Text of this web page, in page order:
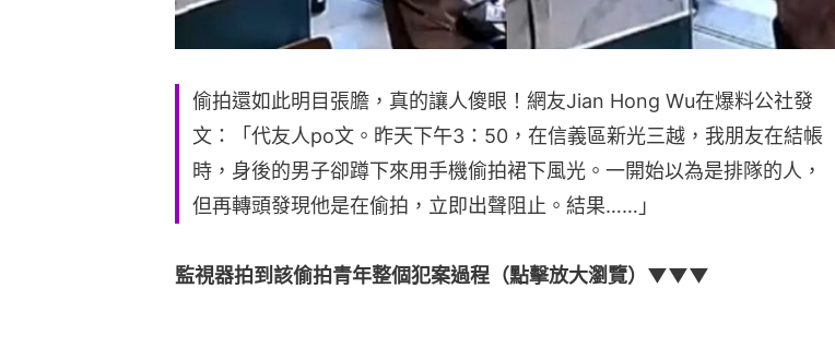
偷拍還如此明目張膽，真的讓人傻眼！網友Jian Hong Wu在爆料公社發
文：「代友人po文。昨天下午3：50，在信義區新光三越，我朋友在結帳
時，身後的男子卻蹲下來用手機偷拍裙下風光。一開始以為是排隊的人，
但再轉頭發現他是在偷拍，立即出聲阻止。結果……」
監視器拍到該偷拍青年整個犯案過程（點擊放大瀏覽）▼▼▼